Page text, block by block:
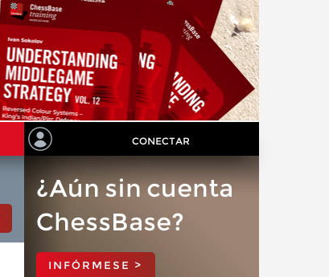
CONECTAR
¿Aún sin cuenta
ChessBase?
INFÓRMESE >